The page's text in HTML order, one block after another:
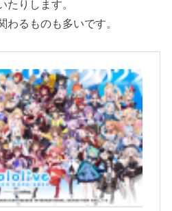
たりします。
わるものも多いです。